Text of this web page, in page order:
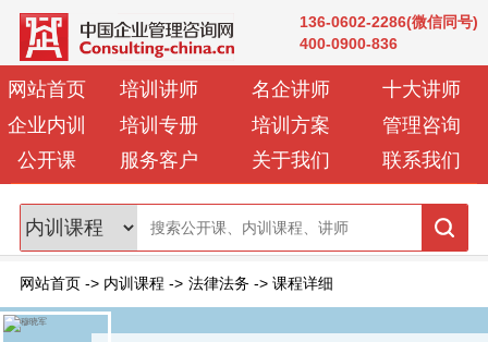
136-0602-2286(微信同号)
400-0900-836
网站首页 培训讲师 名企讲师
十大讲师
企业内训
培训专册 培训方案
管理咨询
公开课
服务客户 关于我们 联系我们
网站首页 -> 内训课程 -> 法律法务 -> 课程详细